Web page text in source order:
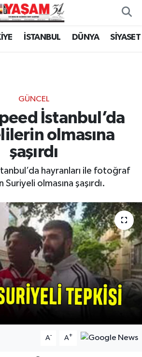
İSTANBUL DÜNYA SİYASET
GÜNCEL
İstanbul’da
olmasına
şaşırdı
hayranları ile fotoğraf
Suriyeli olmasına şaşırdı.
A- A+